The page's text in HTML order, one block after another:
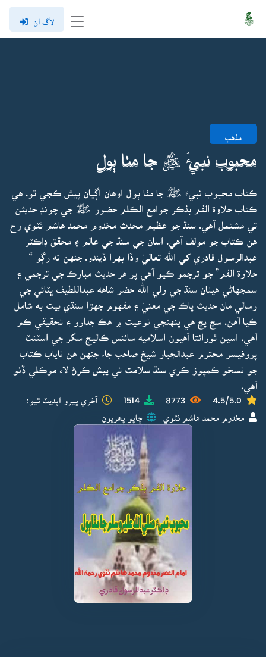
لاگ ان
مذهب
محبوب نبيءَ ﷺ جا مٺا ٻول
ڪتاب محبوب نبيءَ ﷺ جا مٺا ٻول اوهان اڳيان پيش ڪجي ٿو. هي
ڪتاب حلاوة الفم بذڪر جوامع الڪلم حضور ﷺ جي چونڊ حديثن
تي مشتمل آهي. سنڌ جو عظيم محدث مخدوم محمد هاشم ٺٽوي رح
هن ڪتاب جو مولف آهي. اسان جي سنڌ جي عالم ۽ محقق ڊاڪٽر
عبدالرسول قادري کي الله تعاليٰ وڏا بهرا ڏيندو. جنهن نه رڳو “
حلاوة الفم” جو ترجمو ڪيو آهي پر هر حديث مبارڪ جي ترجمي ۽
سمجهاڻي هيٺان سنڌ جي ولي الله حضر شاهه عبداللطيف ڀٽائي جي
رسالي مان حديث پاڪ جي معنيٰ ۽ مفهوم جهڙا سنڌي بيت به شامل
ڪيا آهن. سچ پچ هي پنهنجي نوعيت ۾ هڪ جدارو ۽ تحقيقي ڪم
آهي. اسين ٿورائتا آهيون اسلاميه سائنس ڪاليج سکر جي اسٽنٽ
پروفيسر محترم عبدالجبار شيخ صاحب جا، جنهن هن ناياب ڪتاب
جو نسخو ڪمپوز ڪري سنڌ سلامت تي پيش ڪرڻ لاء موڪلي ڏنو
آهي.
4.5/5.0
8773
1514 آخري ڀيرو اپڊيٽ ٿيو:
مخدوم محمد هاشم ٺٽوي ڇاپو پھريون